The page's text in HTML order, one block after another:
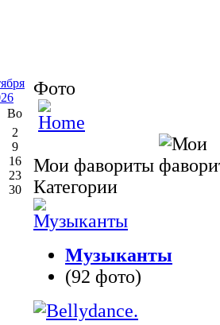
Фото
Мои фавориты
Категории
Музыканты
(92 фото)
Во
2
9
16
23
30